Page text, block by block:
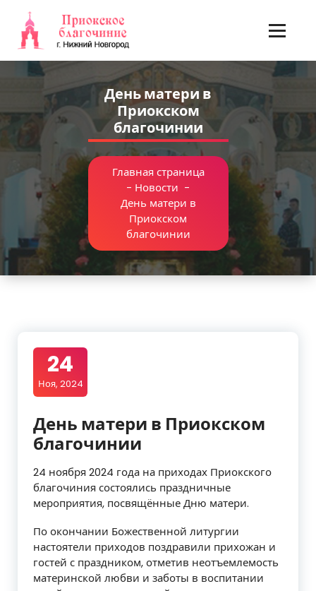
содержимому
День матери в
Приокском
благочинии
Главная страница
- Новости -
День матери в
Приокском
благочинии
24
Ноя, 2024
День матери в Приокском
благочинии
24 ноября 2024 года на приходах Приокского
благочиния состоялись праздничные
мероприятия, посвящённые Дню матери.
По окончании Божественной литургии
настоятели приходов поздравили прихожан и
гостей с праздником, отметив неотъемлемость
материнской любви и заботы в воспитании